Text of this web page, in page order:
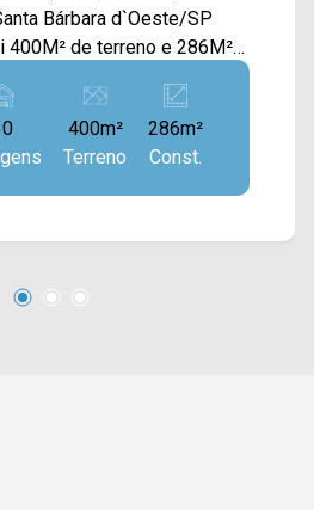
Bárbara d`Oeste/SP
de terreno e 286M²
com uma excelente
mercado ou depósito.
> 10 vagas de garagem.
a Av. Dr. Sebastião de
de Queiroz e Rod.
equipe e agende a sua
400m²
Terreno
286m²
Const.